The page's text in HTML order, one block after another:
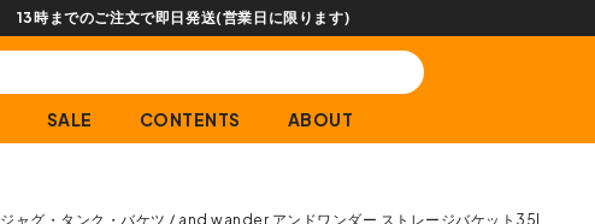
【会員限定】交換送料片道無料サービス
SALE CONTENTS ABOUT
ジャグ・タンク・バケツ and wander アンドワンダー ストレージバケット35L